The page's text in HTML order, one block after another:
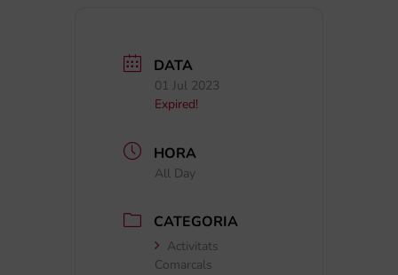
DATA
01 Jul 2023
Expired!
HORA
All Day
CATEGORIA
Activitats
Comarcals